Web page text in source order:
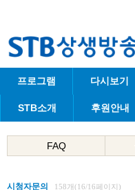
프로그램 다시보기
STB소개 후원안내
FAQ
시청자문의 158개(16/16페이지)